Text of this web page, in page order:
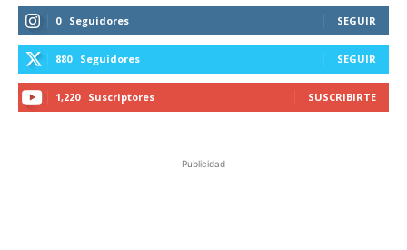
0 Seguidores SEGUIR
880 Seguidores SEGUIR
1,220 Suscriptores SUSCRIBIRTE
Publicidad